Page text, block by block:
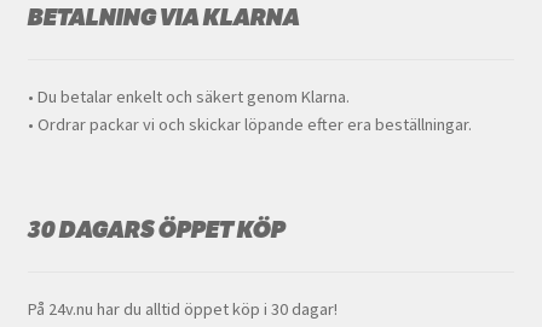
BETALNING VIA KLARNA
• Du betalar enkelt och säkert genom Klarna.
• Ordrar packar vi och skickar löpande efter era beställningar.
30 DAGARS ÖPPET KÖP
På 24v.nu har du alltid öppet köp i 30 dagar!